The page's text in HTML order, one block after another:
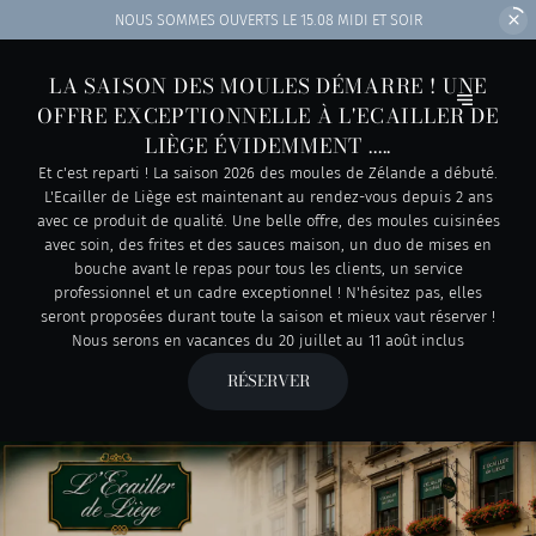
NOUS SOMMES OUVERTS LE 15.08 MIDI ET SOIR
LA SAISON DES MOULES DÉMARRE ! UNE
OFFRE EXCEPTIONNELLE À L'ECAILLER DE
LIÈGE ÉVIDEMMENT .....
Et c'est reparti ! La saison 2026 des moules de Zélande a débuté.
L'Ecailler de Liège est maintenant au rendez-vous depuis 2 ans
avec ce produit de qualité. Une belle offre, des moules cuisinées
avec soin, des frites et des sauces maison, un duo de mises en
bouche avant le repas pour tous les clients, un service
professionnel et un cadre exceptionnel ! N'hésitez pas, elles
seront proposées durant toute la saison et mieux vaut réserver !
Nous serons en vacances du 20 juillet au 11 août inclus
RÉSERVER